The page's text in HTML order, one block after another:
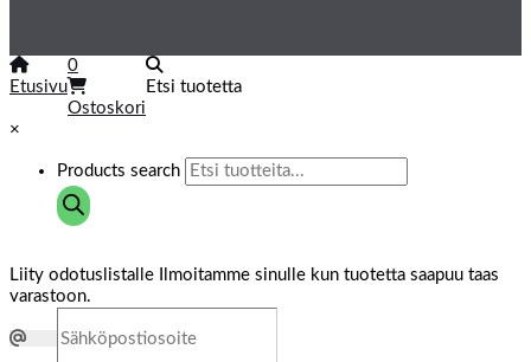
Etusivu
0
Ostoskori
Etsi tuotetta
×
Products search
Liity odotuslistalle
Ilmoitamme sinulle kun tuotetta saapuu taas
varastoon.